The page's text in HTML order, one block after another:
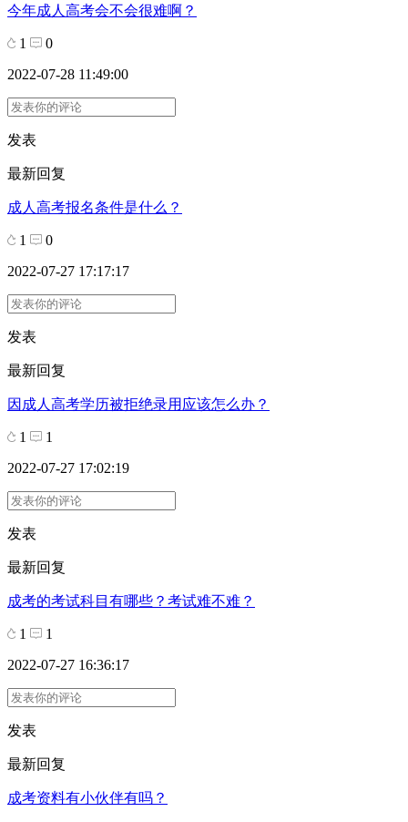
今年成人高考会不会很难啊？
1
0
2022-07-28 11:49:00
发表
最新回复
成人高考报名条件是什么？
1
0
2022-07-27 17:17:17
发表
最新回复
因成人高考学历被拒绝录用应该怎么办？
1
1
2022-07-27 17:02:19
发表
最新回复
成考的考试科目有哪些？考试难不难？
1
1
2022-07-27 16:36:17
发表
最新回复
成考资料有小伙伴有吗？